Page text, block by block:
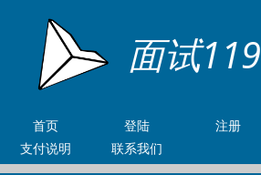
面试119
首页 登陆 注册
支付说明
联系我们